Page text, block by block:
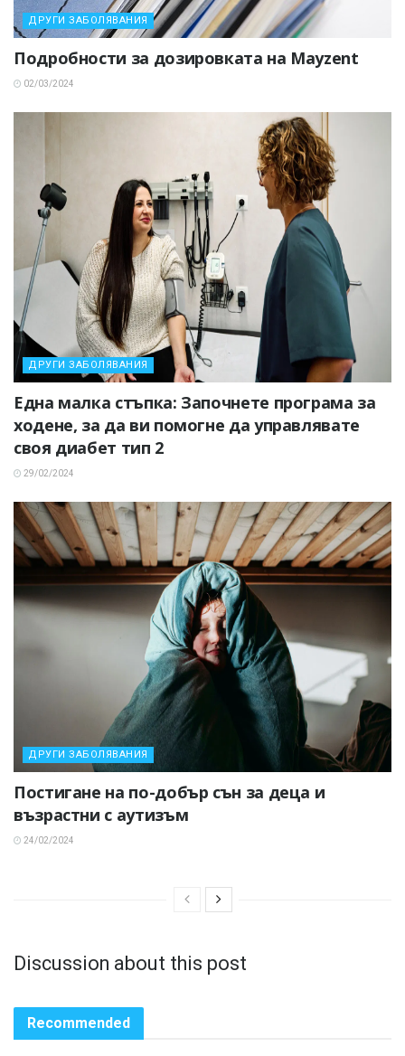
ДРУГИ ЗАБОЛЯВАНИЯ
Подробности за дозировката на Mayzent
02/03/2024
ДРУГИ ЗАБОЛЯВАНИЯ
Една малка стъпка: Започнете програма за
ходене, за да ви помогне да управлявате
своя диабет тип 2
29/02/2024
ДРУГИ ЗАБОЛЯВАНИЯ
Постигане на по-добър сън за деца и
възрастни с аутизъм
24/02/2024
Discussion about this post
Recommended